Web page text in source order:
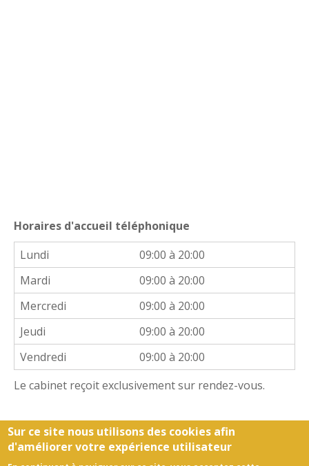
Horaires d'accueil téléphonique
Lundi
09:00 à 20:00
Mardi
09:00 à 20:00
Mercredi
09:00 à 20:00
Jeudi
09:00 à 20:00
Vendredi
09:00 à 20:00
Le cabinet reçoit exclusivement sur rendez-vous.
Sur ce site nous utilisons des cookies afin
d'améliorer votre expérience utilisateur